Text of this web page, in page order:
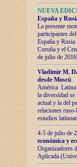
NUEVA
España y
La presente
participantes
España y
Coruña y el
de julio de
Vladímir М.
desde Moscú.
América Latina
la diversidad
actual у lа del
relaciones
estudios
4-5 de julio de
económica y
Organizadores
Aplicada